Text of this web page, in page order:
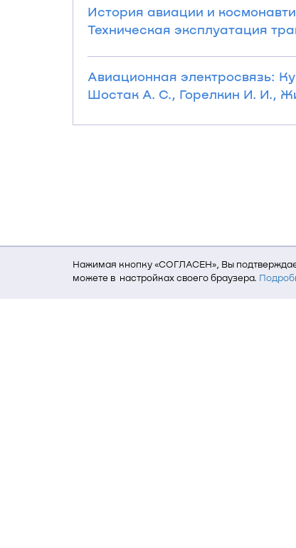
Нажимая кнопку «СОГЛАСЕН», Вы
можете в настройках своего браузера.
История авиации и
Техническая эксплуатация
Авиационная электросвязь:
Шостак А. С., Горелкин И. И.,